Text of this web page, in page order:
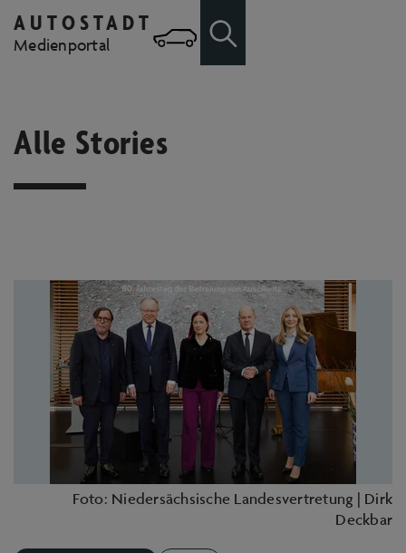
Zum Hauptinhalt springen
Zur Suche
AUTOSTADT
Medienportal
Alle Stories
Foto: Niedersächsische Landesvertretung | Dirk
Deckbar